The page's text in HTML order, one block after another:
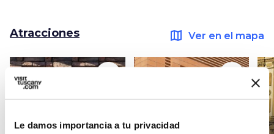
Le damos importancia a tu privacidad
Atracciones map Ver en el mapa